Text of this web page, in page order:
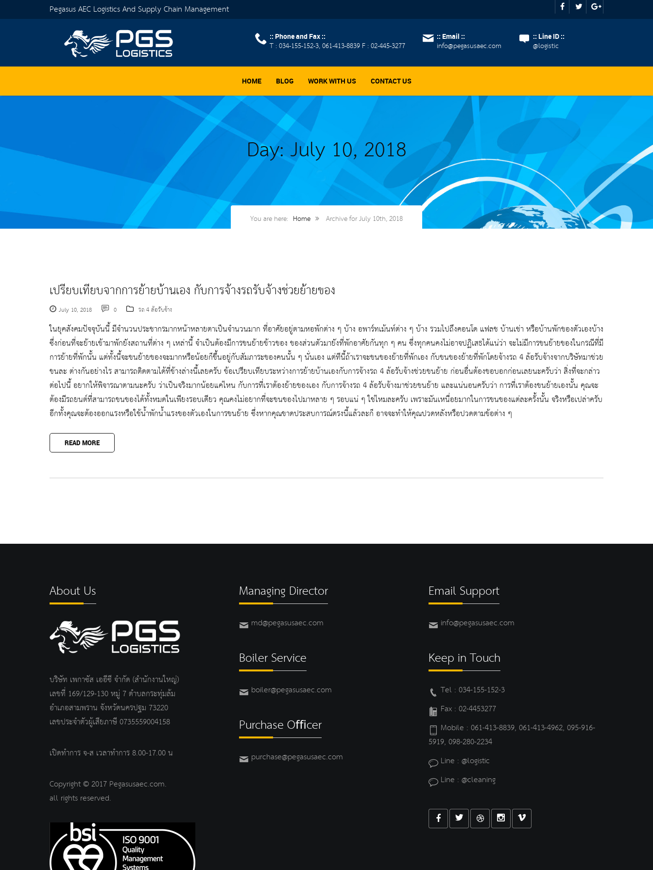
Pegasus AEC Logistics And Supply Chain Management
:: Phone and Fax ::
T : 034-155-152-3, 061-413-8839 F : 02-445-3277
:: Email ::
info@pegasusaec.com
:: Line ID ::
@logistic
HOME BLOG WORK WITH US CONTACT US
Day: July 10, 2018
You are here: Home Archive for July 10th, 2018
เปรียบเทียบจากการย้ายบ้านเอง กับการจ้างรถรับจ้างช่วยย้ายของ
July 10, 2018 0 รถ 4 ล้อรับจ้าง
ในยุคสังคมปัจจุบันนี้ มีจำนวนประชากรมากหน้าหลายตาเป็นจำนวนมาก ที่อาศัยอยู่ตามหอพักต่าง ๆ บ้าง อพาร์ทเม้นท์ต่าง ๆ บ้าง รวมไปถึงคอนโด แฟลช บ้านเช่า หรือบ้านพักของตัวเองบ้าง
ซึ่งก่อนที่จะย้ายเข้ามาพักยังสถานที่ต่าง ๆ เหล่านี้ จำเป็นต้องมีการขนย้ายข้าวของ ของส่วนตัวมายังที่พักอาศัยกันทุก ๆ คน ซึ่งทุกคนคงไม่อาจปฏิเสธได้แน่ว่า จะไม่มีการขนย้ายของในกรณีที่มี
การย้ายที่พักนั้น แต่ทั้งนี้จะขนย้ายของจะมากหรือน้อยก็ขึ้นอยู่กับสัมภาระของคนนั้น ๆ นั่นเอง แต่ทีนี้ถ้าเราจะขนของย้ายที่พักเอง กับขนของย้ายที่พักโดยจ้างรถ 4 ล้อรับจ้างจากบริษัทมาช่วย
ขนละ ต่างกันอย่างไร สามารถติดตามได้ที่ข้างล่างนี้เลยครับ ข้อเปรียบเทียบระหว่างการย้ายบ้านเองกับการจ้างรถ 4 ล้อรับจ้างช่วยขนย้าย ก่อนอื่นต้องขอบอกก่อนเลยนะครับว่า สิ่งที่จะกล่าว
ต่อไปนี้ อยากให้พิจารณาตามนะครับ ว่าเป็นจริงมากน้อยแค่ไหน กับการที่เราต้องย้ายของเอง กับการจ้างรถ 4 ล้อรับจ้างมาช่วยขนย้าย และแน่นอนครับว่า การที่เราต้องขนย้ายเองนั้น คุณจะ
ต้องมีรถยนต์ที่สามารถขนของได้ทั้งหมดในเพียงรอบเดียว คุณคงไม่อยากที่จะขนของไปมาหลาย ๆ รอบแน่ ๆ ใช่ไหมละครับ เพราะมันเหนื่อยมากในการขนของแต่ละครั้งนั้น จริงหรือเปล่าครับ
อีกทั้งคุณจะต้องออกแรงหรือใช้น้ำพักน้ำแรงของตัวเองในการขนย้าย ซึ่งหากคุณขาดประสบการณ์ตรงนี้แล้วละก็ อาจจะทำให้คุณปวดหลังหรือปวดตามข้อต่าง ๆ
READ MORE
About Us
บริษัท เพกาซัส เออีซี จำกัด (สำนักงานใหญ่)
เลขที่ 169/129-130 หมู่ 7 ตำบลกระทุ่มล้ม
อำเภอสามพราน จังหวัดนครปฐม 73220
เลขประจำตัวผู้เสียภาษี 0735559004158
เปิดทำการ จ-ส เวลาทำการ 8.00-17.00 น
Copyright © 2017 Pegasusaec.com.
all rights reserved.
Managing Director
md@pegasusaec.com
Boiler Service
boiler@pegasusaec.com
Purchase Oﬃcer
purchase@pegasusaec.com
Email Support
info@pegasusaec.com
Keep in Touch
Tel : 034-155-152-3
Fax : 02-4453277
Mobile : 061-413-8839, 061-413-4962, 095-916-
5919, 098-280-2234
Line : @logistic
Line : @cleaning